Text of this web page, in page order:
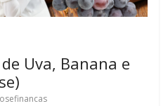
Uva, Banana e